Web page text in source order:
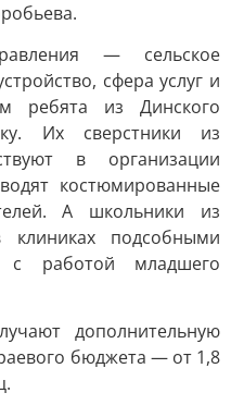
— сельское
сфера услуг и
ребята из Динского
Их сверстники из
в организации
костюмированные
А школьники из
клиниках подсобными
с работой младшего
дополнительную
бюджета — от 1,8